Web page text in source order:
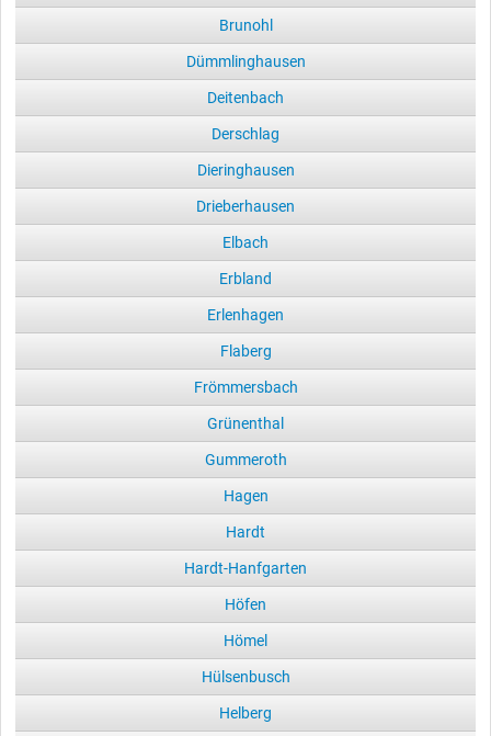
Brunohl
Dümmlinghausen
Deitenbach
Derschlag
Dieringhausen
Drieberhausen
Elbach
Erbland
Erlenhagen
Flaberg
Frömmersbach
Grünenthal
Gummeroth
Hagen
Hardt
Hardt-Hanfgarten
Höfen
Hömel
Hülsenbusch
Helberg